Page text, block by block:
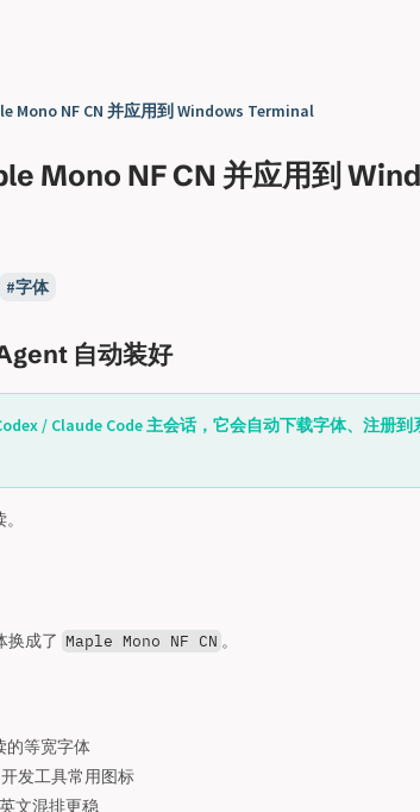
Mono NF CN 并应用到 Windows Terminal
Mono NF CN 并应用到
字体
自动装好
/ Claude Code 主会话，它会自动下载字体、注册到
换成了 Maple Mono NF CN 。
的等宽字体
发工具常用图标
文混排更稳